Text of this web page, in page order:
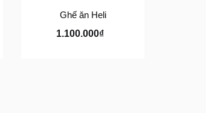
Ghế ăn Heli
1.100.000₫